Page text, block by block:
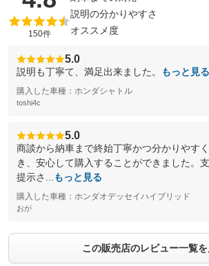
150件
説明の分かりやすさ
オススメ度
5.0
説明も丁寧て、満足出来ました。 もっと見る
購入した車種：ホンダシャトル
toshi4c
5.0
商談から納車まで終始丁寧かつ分かりやす
き、安心して購入することができました。
提示さ...
もっと見る
購入した車種：ホンダオデッセイハイブリッド
おが
この販売店のレビュー一覧